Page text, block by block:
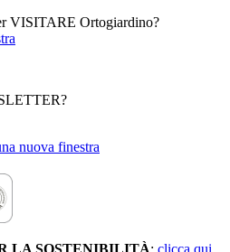
VISITARE Ortogiardino?
nuova finestra
LA SOSTENIBILITÀ: clicca qui